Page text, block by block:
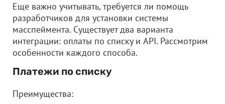
Еще важно учитывать, требуется ли помощь
разработчиков для установки системы
масспеймента. Существует два варианта
интеграции: оплаты по списку и API. Рассмотрим
особенности каждого способа.
Платежи по списку
Преимущества: